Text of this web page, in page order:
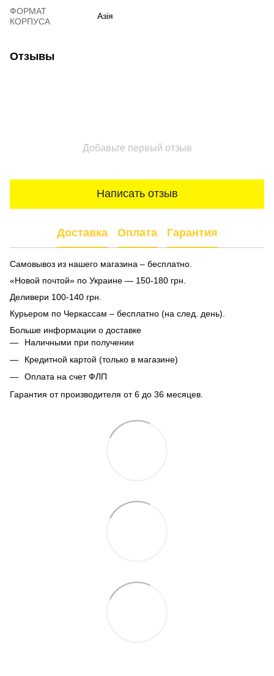
ФОРМАТ
КОРПУСА
Азія
Отзывы
Добавьте первый отзыв
Написать отзыв
Доставка Оплата Гарантия
Самовывоз из нашего магазина – бесплатно.
«Новой почтой» по Украине — 150-180 грн.
Деливери 100-140 грн.
Курьером по Черкассам – бесплатно (на след. день).
Больше информации о доставке
Наличными при получении
Кредитной картой (только в магазине)
Оплата на счет ФЛП
Гарантия от производителя от 6 до 36 месяцев.